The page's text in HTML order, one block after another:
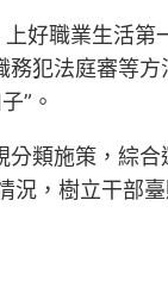
好職業生活
犯法庭審等
”。
類施策，
，樹立干部